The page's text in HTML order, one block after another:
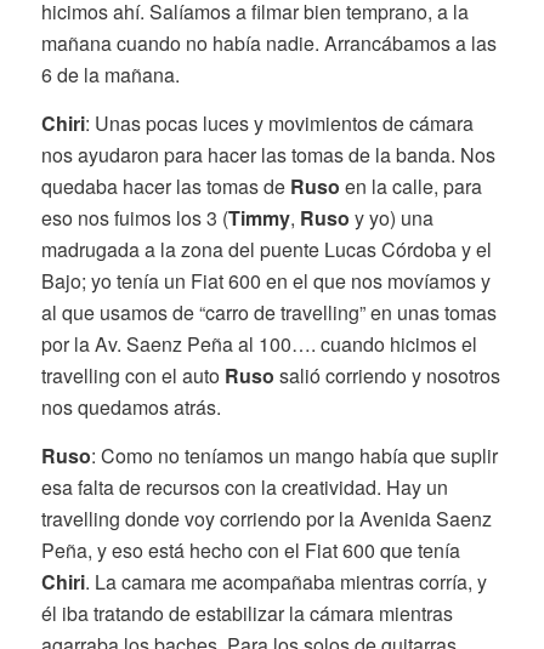
hicimos ahí. Salíamos a filmar bien temprano, a la
mañana cuando no había nadie. Arrancábamos a las
6 de la mañana.
Chiri: Unas pocas luces y movimientos de cámara
nos ayudaron para hacer las tomas de la banda. Nos
quedaba hacer las tomas de Ruso en la calle, para
eso nos fuimos los 3 (Timmy, Ruso y yo) una
madrugada a la zona del puente Lucas Córdoba y el
Bajo; yo tenía un Fiat 600 en el que nos movíamos y
al que usamos de “carro de travelling” en unas tomas
por la Av. Saenz Peña al 100…. cuando hicimos el
travelling con el auto Ruso salió corriendo y nosotros
nos quedamos atrás.
Ruso: Como no teníamos un mango había que suplir
esa falta de recursos con la creatividad. Hay un
travelling donde voy corriendo por la Avenida Saenz
Peña, y eso está hecho con el Fiat 600 que tenía
Chiri. La camara me acompañaba mientras corría, y
él iba tratando de estabilizar la cámara mientras